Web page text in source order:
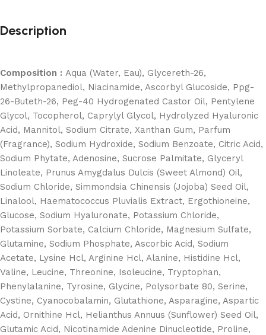
Description
Composition : Aqua (Water, Eau), Glycereth-26,
Methylpropanediol, Niacinamide, Ascorbyl Glucoside, Ppg-
26-Buteth-26, Peg-40 Hydrogenated Castor Oil, Pentylene
Glycol, Tocopherol, Caprylyl Glycol, Hydrolyzed Hyaluronic
Acid, Mannitol, Sodium Citrate, Xanthan Gum, Parfum
(Fragrance), Sodium Hydroxide, Sodium Benzoate, Citric Acid,
Sodium Phytate, Adenosine, Sucrose Palmitate, Glyceryl
Linoleate, Prunus Amygdalus Dulcis (Sweet Almond) Oil,
Sodium Chloride, Simmondsia Chinensis (Jojoba) Seed Oil,
Linalool, Haematococcus Pluvialis Extract, Ergothioneine,
Glucose, Sodium Hyaluronate, Potassium Chloride,
Potassium Sorbate, Calcium Chloride, Magnesium Sulfate,
Glutamine, Sodium Phosphate, Ascorbic Acid, Sodium
Acetate, Lysine Hcl, Arginine Hcl, Alanine, Histidine Hcl,
Valine, Leucine, Threonine, Isoleucine, Tryptophan,
Phenylalanine, Tyrosine, Glycine, Polysorbate 80, Serine,
Cystine, Cyanocobalamin, Glutathione, Asparagine, Aspartic
Acid, Ornithine Hcl, Helianthus Annuus (Sunflower) Seed Oil,
Glutamic Acid, Nicotinamide Adenine Dinucleotide, Proline,